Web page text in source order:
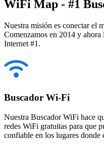
WiFi Map - #1
Nuestra misión es conectar el
Comenzamos en 2014 y
Internet #1.
Buscador Wi-Fi
Nuestra Buscador WiFi hace
redes WiFi gratuitas para que
confiable en los lugares donde